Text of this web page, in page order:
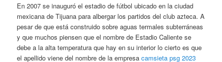
En 2007 se inauguró el estadio de fútbol ubicado en la ciudad
mexicana de Tijuana para albergar los partidos del club azteca. A
pesar de que está construido sobre aguas termales subterráneas
y que muchos piensen que el nombre de Estadio Caliente se
debe a la alta temperatura que hay en su interior lo cierto es que
el apellido viene del nombre de la empresacamsieta psg 2023